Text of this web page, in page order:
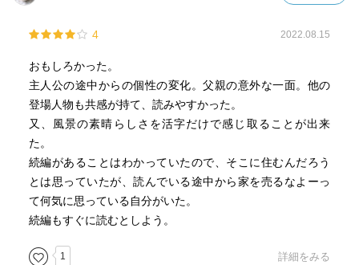
4 2022.08.15
おもしろかった。
主人公の途中からの個性の変化。父親の意外な一面。他の
登場人物も共感が持て、読みやすかった。
又、風景の素晴らしさを活字だけで感じ取ることが出来
た。
続編があることはわかっていたので、そこに住むんだろう
とは思っていたが、読んでいる途中から家を売るなよーっ
て何気に思っている自分がいた。
続編もすぐに読むとしよう。
1 詳細をみる